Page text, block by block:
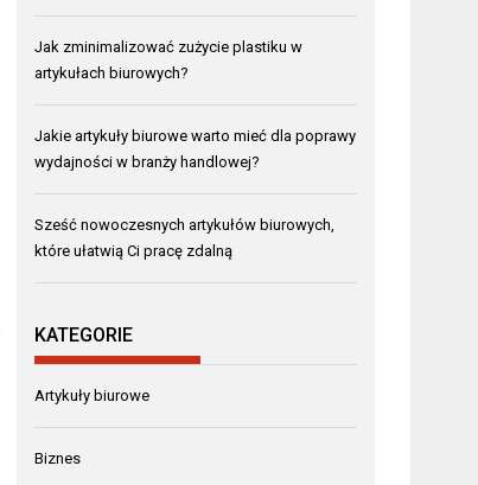
Jak zminimalizować zużycie plastiku w
artykułach biurowych?
Jakie artykuły biurowe warto mieć dla poprawy
wydajności w branży handlowej?
Sześć nowoczesnych artykułów biurowych,
które ułatwią Ci pracę zdalną
KATEGORIE
Artykuły biurowe
Biznes